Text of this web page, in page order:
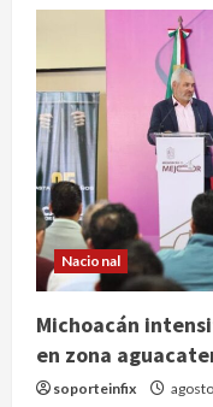
Nacional
Michoacán
en zona
soporteinfix